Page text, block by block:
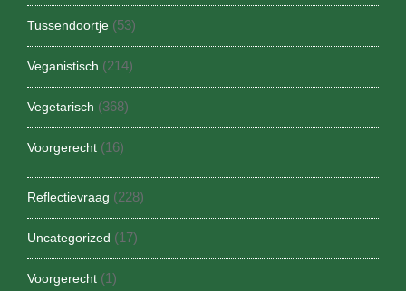
Tussendoortje (53)
Veganistisch (214)
Vegetarisch (368)
Voorgerecht (16)
Reflectievraag (228)
Uncategorized (17)
Voorgerecht (1)